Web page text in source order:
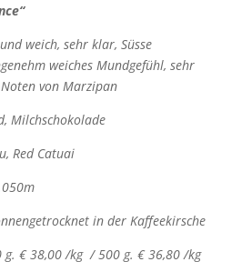
weich, sehr klar, Süsse
weiches Mundgefühl, sehr
von Marzipan
Milchschokolade
Red Catuai
in der Kaffeekirsche
g. € 38,00 /kg / 500 g. € 36,80 /kg